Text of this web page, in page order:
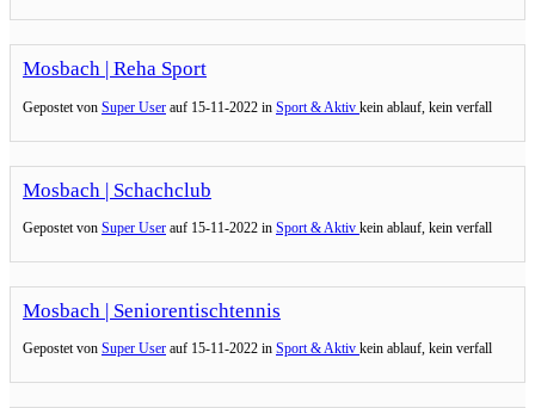
Mosbach | Reha Sport
Gepostet von Super User auf 15-11-2022 in Sport & Aktiv kein ablauf, kein verfall
Mosbach | Schachclub
Gepostet von Super User auf 15-11-2022 in Sport & Aktiv kein ablauf, kein verfall
Mosbach | Seniorentischtennis
Gepostet von Super User auf 15-11-2022 in Sport & Aktiv kein ablauf, kein verfall